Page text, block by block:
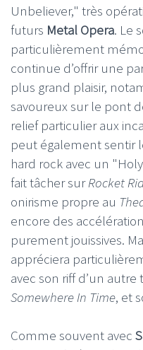
Unbeliever," très
futurs Metal Opera. Le
particulièrement
continue d’offrir une
plus grand plaisir,
savoureux sur le pont
relief particulier aux
peut également sentir
hard rock avec un
fait tâcher surRocket
onirisme propre au
encore des
purement jouissives.
appréciera
avec son riff d’un
Somewhere In Time, et
Comme souvent avec